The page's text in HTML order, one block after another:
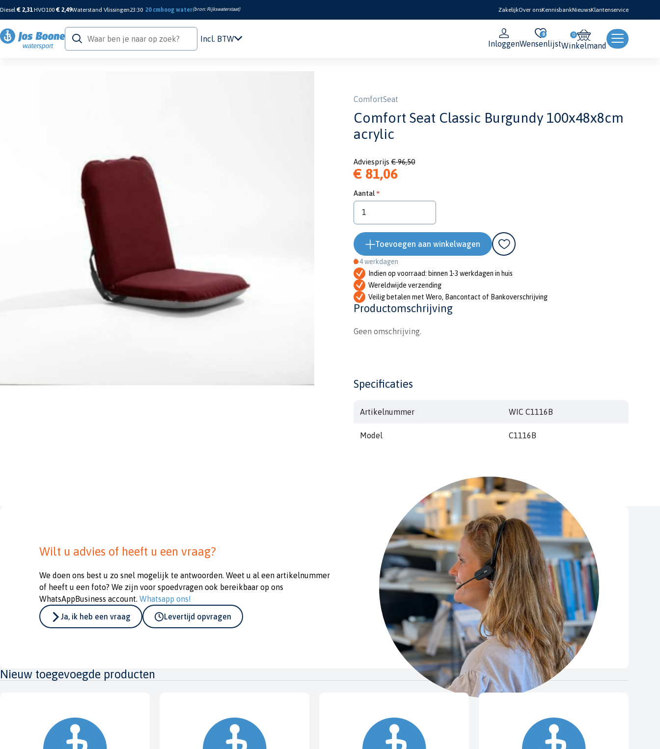
Diesel€ 2,31 HVO100 € 2,49Waterstand Vlissingen23:30 20 cm hoog water(bron:Rijkswaterstaat) ZakelijkOver onsKennisbankNieuwsKlantenservice
Incl. BTW
Inloggen
0
WensenlijstWinkelmand
ComfortSeat
Comfort Seat Classic Burgundy 100x48x8cm
acrylic
Adviesprijs € 96,50
€ 81,06
Aantal
Toevoegen aan winkelwagen
2-4 werkdagen
Indien op voorraad: binnen 1-3 werkdagen in huis
Wereldwijde verzending
Veilig betalen met Wero, Bancontact of Bankoverschrijving
Productomschrijving
Geen omschrijving.
Specificaties
Artikelnummer WIC C1116B
Model C1116B
Wilt u advies of heeft u een vraag?
We doen ons best u zo snel mogelijk te antwoorden. Weet u al een artikelnummer
of heeft u een foto? We zijn voor spoedvragen ook bereikbaar op ons
WhatsAppBusiness account. Whatsapp ons!
Ja, ik heb een vraag
Levertijd opvragen
Nieuw toegevoegde producten